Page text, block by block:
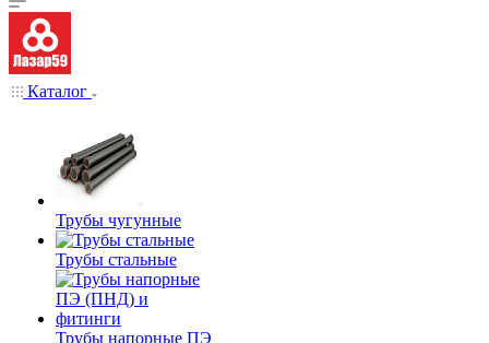
Каталог
Трубы чугунные
Трубы стальные
Трубы напорные ПЭ